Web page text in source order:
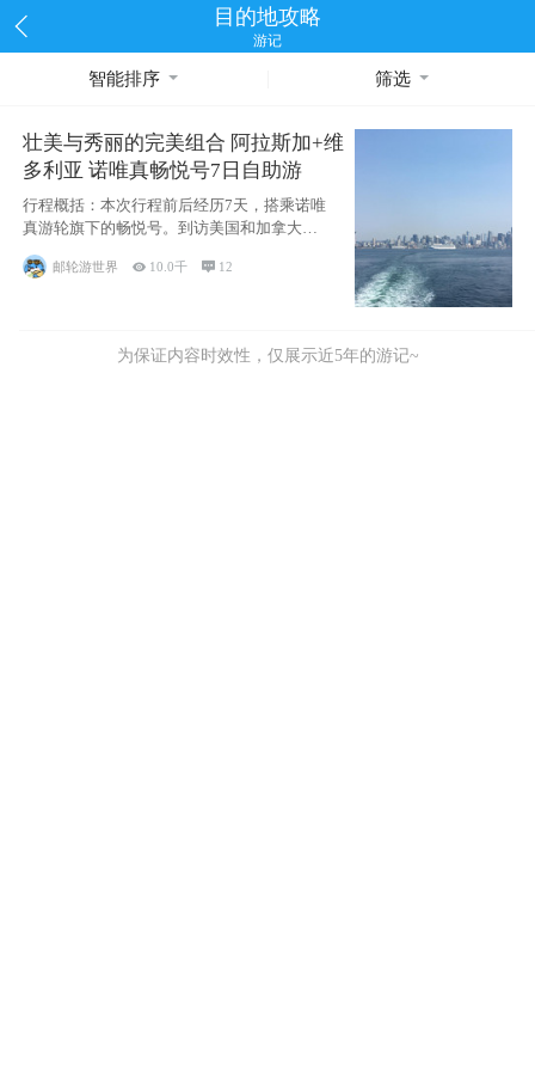
目的地攻略
游记
智能排序 筛选
壮美与秀丽的完美组合 阿拉斯加+维
多利亚 诺唯真畅悦号7日自助游
行程概括：本次行程前后经历7天，搭乘诺唯
真游轮旗下的畅悦号。到访美国和加拿大的4
个州/省：美国华盛顿州
邮轮游世界  10.0千  12
为保证内容时效性，仅展示近5年的游记~